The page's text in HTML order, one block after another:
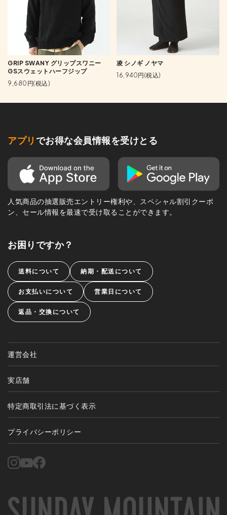
GRIP SWANY グリップスワニー
GSスウェットハーフジップ
9,680円(税込)
凌 シノギ ノヤマ
16,940円(税込)
アプリ でお得な会員情報を受けとる
人気商品の抽選販売エントリー権利や、スペシャル割引クーポ
ン、セール情報を最速で受け取ることができます。
お困りですか？
送料について 納期・配送について
お支払いについて 営業日について
返品・交換について
運営会社
実店舗
特定商取引法に基づく表示
プライバシーポリシー